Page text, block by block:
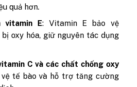
quả hơn.
vitamin E: Vitamin E bảo vệ
oxy hóa, giữ nguyên tác dụng
C và các chất chống oxy
vệ tế bào và hỗ trợ tăng cường